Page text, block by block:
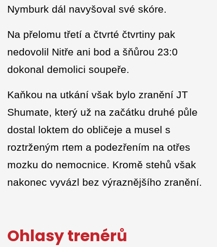
Nymburk dál navyšoval své skóre.
Na přelomu třetí a čtvrté čtvrtiny pak
nedovolil Nitře ani bod a šňůrou 23:0
dokonal demolici soupeře.
Kaňkou na utkání však bylo zranění JT
Shumate, který už na začátku druhé půle
dostal loktem do obličeje a musel s
roztrženým rtem a podezřením na otřes
mozku do nemocnice. Kromě stehů však
nakonec vyvázl bez výraznějšího zranění.
Ohlasy trenérů